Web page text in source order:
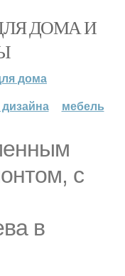
ДОМА И
дома
мебель
с
в